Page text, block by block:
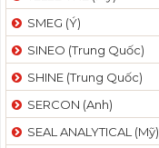
SMEG (Ý)
SINEO (Trung Quốc)
SHINE (Trung Quốc)
SERCON (Anh)
SEAL ANALYTICAL (Mỹ)